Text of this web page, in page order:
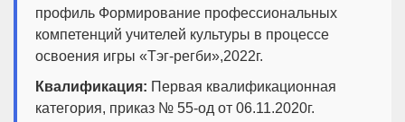
профиль Формирование профессиональных
компетенций учителей культуры в процессе
освоения игры «Тэг-регби»,2022г.
Квалификация: Первая квалификационная
категория, приказ № 55-од от 06.11.2020г.